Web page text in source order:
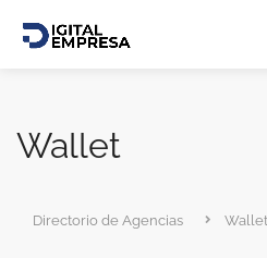
Wallet
Directorio de Agencias Wallet